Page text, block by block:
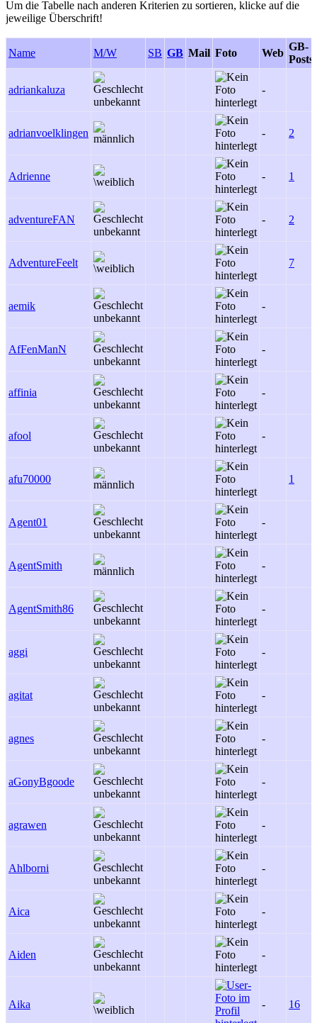
Um die Tabelle nach anderen Kriterien zu sortieren, klicke auf die
jeweilige Überschrift!
Name M/W SB GB Mail Foto Web
GB-
Posts
adriankaluza -
adrianvoelklingen - 2
Adrienne - 1
adventureFAN - 2
AdventureFeelt 7
aemik -
AfFenManN -
affinia -
afool -
afu70000 1
Agent01 -
AgentSmith -
AgentSmith86 -
aggi -
agitat -
agnes -
aGonyBgoode -
agrawen -
Ahlborni -
Aica -
Aiden -
Aika - 16